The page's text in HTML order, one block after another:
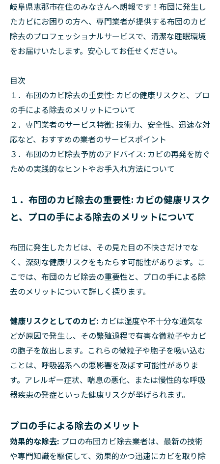
岐阜県恵那市在住のみなさんへ朗報です！布団に発生し
たカビにお困りの方へ、専門業者が提供する布団のカビ
除去のプロフェッショナルサービスで、清潔な睡眠環境
をお届けいたします。安心してお任せください。
目次
１．布団のカビ除去の重要性: カビの健康リスクと、プロ
の手による除去のメリットについて
２．専門業者のサービス特徴: 技術力、安全性、迅速な対
応など、おすすめの業者のサービスポイント
３．布団のカビ除去予防のアドバイス: カビの再発を防ぐ
ための実践的なヒントやお手入れ方法について
１．布団のカビ除去の重要性: カビの健康リスク
と、プロの手による除去のメリットについて
布団に発生したカビは、その見た目の不快さだけでな
く、深刻な健康リスクをもたらす可能性があります。こ
こでは、布団のカビ除去の重要性と、プロの手による除
去のメリットについて詳しく探ります。
健康リスクとしてのカビ: カビは湿度や不十分な通気な
どが原因で発生し、その繁殖過程で有害な微粒子やカビ
の胞子を放出します。これらの微粒子や胞子を吸い込む
ことは、呼吸器系への悪影響を及ぼす可能性がありま
す。アレルギー症状、喘息の悪化、または慢性的な呼吸
器疾患の発症といった健康リスクが挙げられます。
プロの手による除去のメリット
効果的な除去: プロの布団カビ除去業者は、最新の技術
や専門知識を駆使して、効果的かつ迅速にカビを取り除